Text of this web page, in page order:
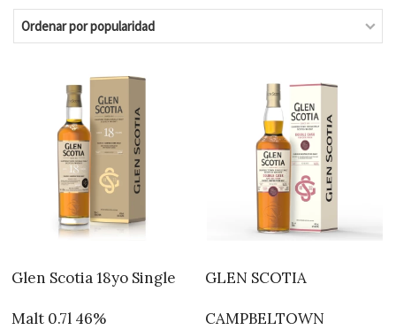
por
popularidad
Glen Scotia 18yo Single
Malt 0.7l 46%
GLEN SCOTIA
CAMPBELTOWN